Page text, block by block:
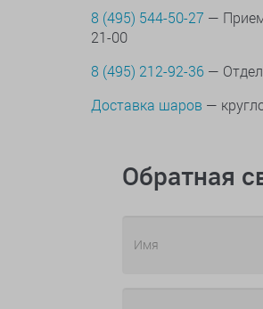
8 (495) 544-50-27 —
21-00
8 (495) 212-92-36 —
Доставка шаров —
Обратная